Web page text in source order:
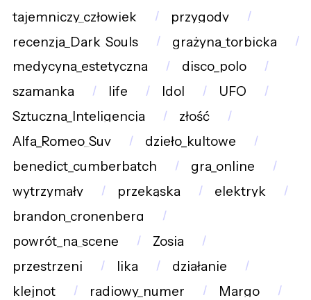
tajemniczy_człowiek
przygody
recenzja_Dark_Souls
grażyna_torbicka
medycyna_estetyczna
disco_polo
szamanka
life Idol
UFO
Sztuczna_Inteligencja
złość
Alfa_Romeo_Suv
dzieło_kultowe
benedict_cumberbatch
gra_online
wytrzymały
przekąska
elektryk
brandon_cronenberg
powrót_na_scenę
Zosia
przestrzeni
lika
działanie
klejnot
radiowy_numer
Margo